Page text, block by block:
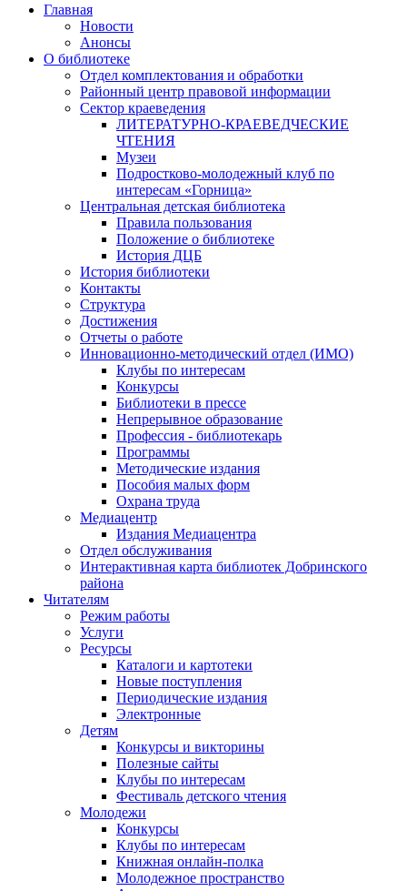
Главная
Новости
Анонсы
О библиотеке
Отдел комплектования и обработки
Районный центр правовой информации
Сектор краеведения
ЛИТЕРАТУРНО-КРАЕВЕДЧЕСКИЕ
ЧТЕНИЯ
Музеи
Подростково-молодежный клуб по
интересам «Горница»
Центральная детская библиотека
Правила пользования
Положение о библиотеке
История ДЦБ
История библиотеки
Контакты
Структура
Достижения
Отчеты о работе
Инновационно-методический отдел (ИМО)
Клубы по интересам
Конкурсы
Библиотеки в прессе
Непрерывное образование
Профессия - библиотекарь
Программы
Методические издания
Пособия малых форм
Охрана труда
Медиацентр
Издания Медиацентра
Отдел обслуживания
Интерактивная карта библиотек Добринского
района
Читателям
Режим работы
Услуги
Ресурсы
Каталоги и картотеки
Новые поступления
Периодические издания
Электронные
Детям
Конкурсы и викторины
Полезные сайты
Клубы по интересам
Фестиваль детского чтения
Молодежи
Конкурсы
Клубы по интересам
Книжная онлайн-полка
Молодежное пространство